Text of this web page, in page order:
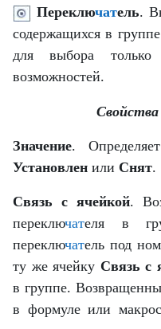
Переключатель.
содержащихся в
для выбора
возможностей.
Значение.
Установлен или Снят.
Связь с ячейкой.
переключателя в
переключатель под
ту же ячейку Связь с
в группе.
в формуле или